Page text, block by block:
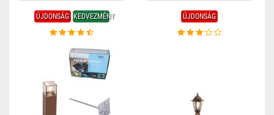
ÚJDONSÁG KEDVEZMÉNY ÚJDONSÁG